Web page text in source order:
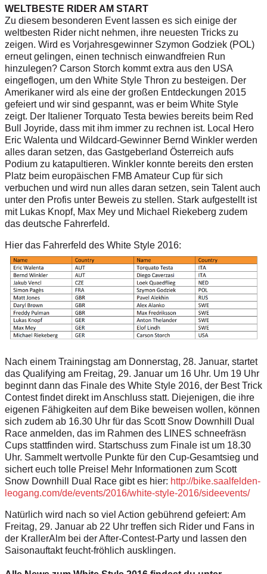
WELTBESTE RIDER AM START
Zu diesem besonderen Event lassen es sich einige der
weltbesten Rider nicht nehmen, ihre neuesten Tricks zu
zeigen. Wird es Vorjahresgewinner Szymon Godziek (POL)
erneut gelingen, einen technisch einwandfreien Run
hinzulegen? Carson Storch kommt extra aus den USA
eingeflogen, um den White Style Thron zu besteigen. Der
Amerikaner wird als eine der großen Entdeckungen 2015
gefeiert und wir sind gespannt, was er beim White Style
zeigt. Der Italiener Torquato Testa bewies bereits beim Red
Bull Joyride, dass mit ihm immer zu rechnen ist. Local Hero
Eric Walenta und Wildcard-Gewinner Bernd Winkler werden
alles daran setzen, das Gastgeberland Österreich aufs
Podium zu katapultieren. Winkler konnte bereits den ersten
Platz beim europäischen FMB Amateur Cup für sich
verbuchen und wird nun alles daran setzen, sein Talent auch
unter den Profis unter Beweis zu stellen. Stark aufgestellt ist
mit Lukas Knopf, Max Mey und Michael Riekeberg zudem
das deutsche Fahrerfeld.
Hier das Fahrerfeld des White Style 2016:
Nach einem Trainingstag am Donnerstag, 28. Januar, startet
das Qualifying am Freitag, 29. Januar um 16 Uhr. Um 19 Uhr
beginnt dann das Finale des White Style 2016, der Best Trick
Contest findet direkt im Anschluss statt. Diejenigen, die ihre
eigenen Fähigkeiten auf dem Bike beweisen wollen, können
sich zudem ab 16.30 Uhr für das Scott Snow Downhill Dual
Race anmelden, das im Rahmen des LINES schneefräsn
Cups stattfinden wird. Startschuss zum Finale ist um 18.30
Uhr. Sammelt wertvolle Punkte für den Cup-Gesamtsieg und
sichert euch tolle Preise! Mehr Informationen zum Scott
Snow Downhill Dual Race gibt es hier: http://bike.saalfelden-
leogang.com/de/events/2016/white-style-2016/sideevents/
Natürlich wird nach so viel Action gebührend gefeiert: Am
Freitag, 29. Januar ab 22 Uhr treffen sich Rider und Fans in
der KrallerAlm bei der After-Contest-Party und lassen den
Saisonauftakt feucht-fröhlich ausklingen.